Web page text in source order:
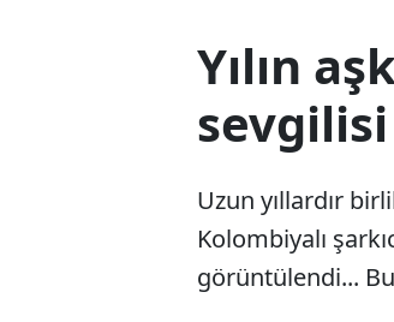
Yılın
Uzun yıllardır
Kolombiyalı
görüntülendi...